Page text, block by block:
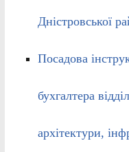
Дністровської
Посадова
бухгалтера
архітектури,